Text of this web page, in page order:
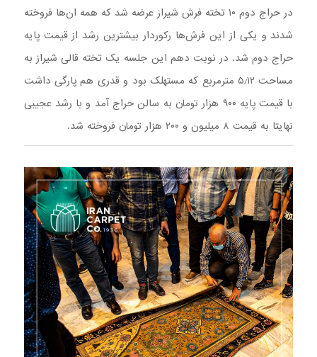
در حراج دوم ۱۰ تخته فرش شیراز عرضه شد که همه ان‌ها فروخته
شدند و یکی از این فرش‌ها رکوردار بیشترین رشد از قیمت پایه
حراج دوم شد. در نوبت دهم این جلسه یک تخته قالی شیراز به
مساحت ۵٫۱۲ مترمربع که مستهلک بود و قدری هم پارگی داشت
با قیمت پایه ۹۰۰ هزار تومان به سالن حراج آمد و با رشد عجیبی
نهایتا به قیمت ۸ میلیون و ۲۰۰ هزار تومان فروخته شد.